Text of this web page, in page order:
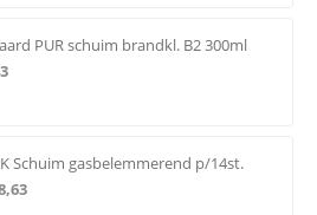
PUR schuim brandkl. B2 300ml
Schuim gasbelemmerend p/14st.